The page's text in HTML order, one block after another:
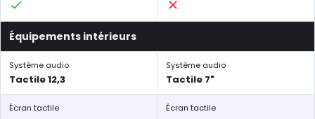
Équipements intérieurs
Système audio
Tactile 12,3
Système audio
Tactile 7"
Écran tactile Écran tactile